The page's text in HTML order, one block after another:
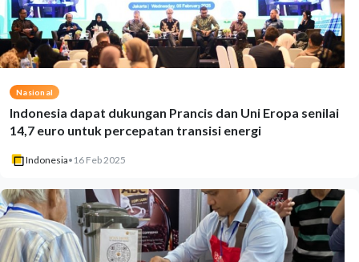
Nasional
Indonesia dapat dukungan Prancis dan Uni Eropa senilai
14,7 euro untuk percepatan transisi energi
Indonesia• 16 Feb 2025